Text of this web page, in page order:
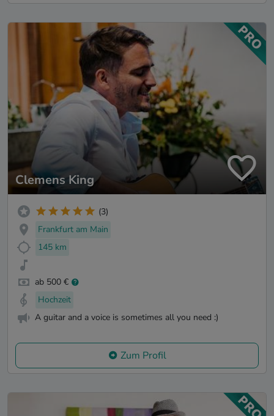
Clemens King
(3)
Frankfurt am Main
145 km
ab 500 €
Hochzeit
A guitar and a voice is sometimes all you need :)
Zum Profil